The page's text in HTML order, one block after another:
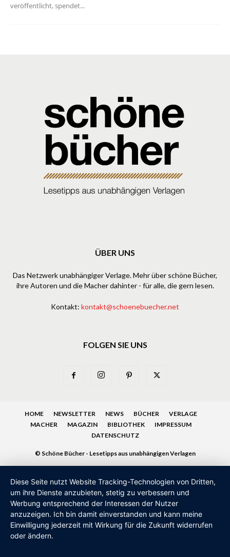
veröffentlicht, spendet...
ÜBER UNS
Das Netzwerk unabhängiger Verlage. Mehr über schöne Bücher,
ihre Autoren und die Macher dahinter - für alle, die gern lesen.
Kontakt: kontakt@schoenebuecher.net
FOLGEN SIE UNS
HOME NEWSLETTER NEWS BÜCHER
VERLAGE
MACHER
MAGAZIN BIBLIOTHEK
IMPRESSUM
DATENSCHUTZ
© Schöne Bücher - Lesetipps aus unabhängigen Verlagen
Diese Seite nutzt Website Tracking-Technologien von Dritten,
um ihre Dienste anzubieten, stetig zu verbessern und
Werbung entsprechend der Interessen der Nutzer
anzuzeigen. Ich bin damit einverstanden und kann meine
Einwilligung jederzeit mit Wirkung für die Zukunft widerrufen
oder ändern.